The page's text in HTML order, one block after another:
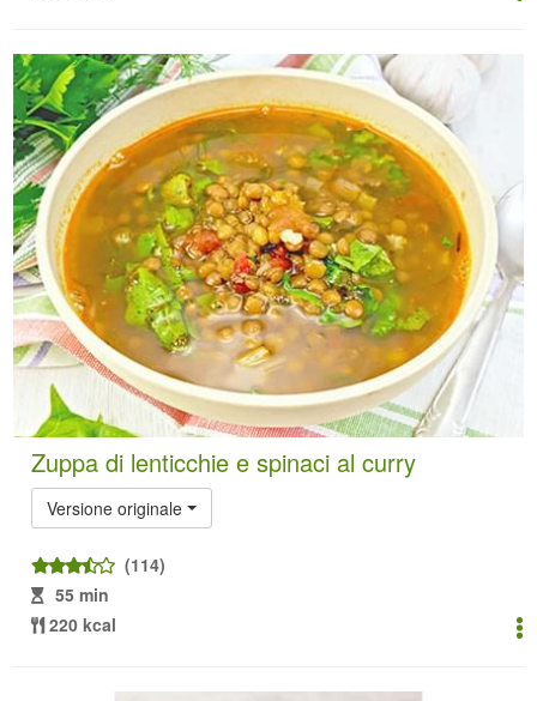
Zuppa di lenticchie e spinaci al curry
Versione originale
(114)
55 min
220 kcal